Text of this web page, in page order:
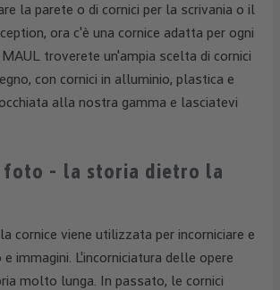
la parete o di cornici per la scrivania o il
ora c'è una cornice adatta per ogni
troverete un'ampia scelta di cornici
con cornici in alluminio, plastica e
alla nostra gamma e lasciatevi
foto - la storia dietro la
cornice viene utilizzata per incorniciare e
immagini. L'incorniciatura delle opere
molto lunga. In passato, le cornici